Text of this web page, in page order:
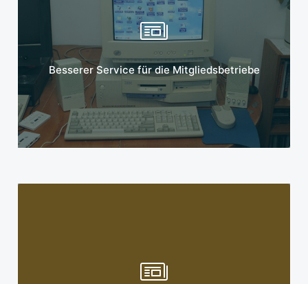
Besserer Service für die Mitgliedsbetriebe
Mehr erfahren